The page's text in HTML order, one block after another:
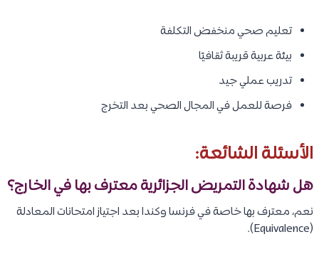
تعليم صحي منخفض التكلفة
بيئة عربية قريبة ثقافيًا
تدريب عملي جيد
فرصة للعمل في المجال الصحي بعد التخرج
الأسئلة الشائعة:
هل شهادة التمريض الجزائرية معترف بها في الخارج؟
نعم، معترف بها خاصة في فرنسا وكندا بعد اجتياز امتحانات المعادلة
(Equivalence).